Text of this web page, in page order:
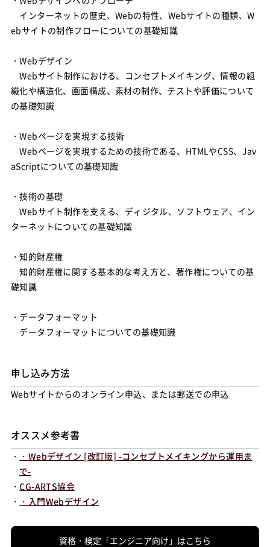
インターネットの歴史、Webの特性、Webサイトの種類、W
ebサイトの制作フローについての基礎知識
・Webデザイン
Webサイト制作における、コンセプトメイキング、情報の組
織化や構造化、画面構成、素材の制作、テストや評価について
の基礎知識
・Webページを実現する技術
Webページを実現するための技術である、HTMLやCSS、Jav
aScriptについての基礎知識
・技術の基礎
Webサイト制作を支える、ディジタル、ソフトウェア、イン
ターネットについての基礎知識
・知的財産権
知的財産権に関する基本的な考え方と、著作権についての基
礎知識
・データフォーマット
データフォーマットについての基礎知識
申し込み方法
Webサイトからのオンライン申込、または郵送での申込
オススメ参考書
・ ・Webデザイン [改訂版] -コンセプトメイキングから運用ま
で-
・CG-ARTS協会
・ ・入門Webデザイン
資格・検定「エンジニア向け」はこちら